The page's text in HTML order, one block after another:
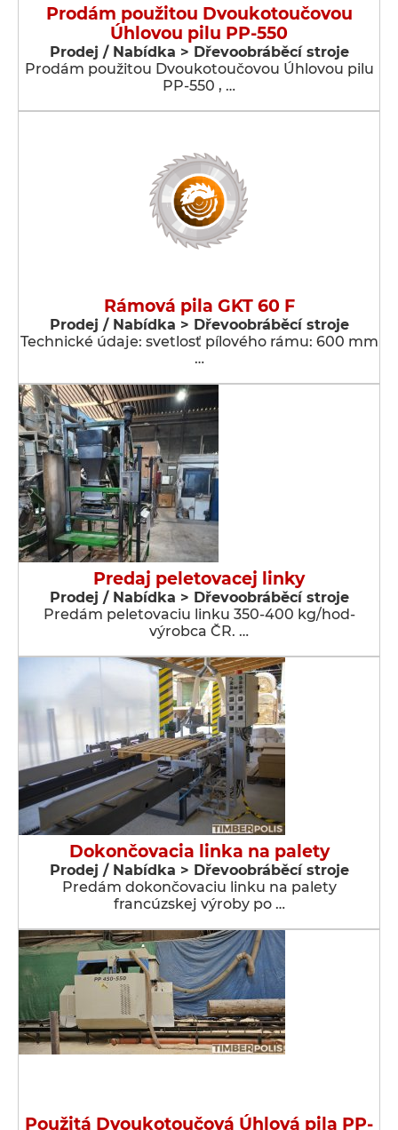
Prodám použitou Dvoukotoučovou
Úhlovou pilu PP-550
Prodej / Nabídka > Dřevoobráběcí stroje
Prodám použitou Dvoukotoučovou Úhlovou pilu
PP-550 , …
Rámová pila GKT 60 F
Prodej / Nabídka > Dřevoobráběcí stroje
Technické údaje: svetlosť pílového rámu: 600 mm
…
Predaj peletovacej linky
Prodej / Nabídka > Dřevoobráběcí stroje
Predám peletovaciu linku 350-400 kg/hod-
výrobca ČR. …
Dokončovacia linka na palety
Prodej / Nabídka > Dřevoobráběcí stroje
Predám dokončovaciu linku na palety
francúzskej výroby po …
Použitá Dvoukotoučová Úhlová pila PP-